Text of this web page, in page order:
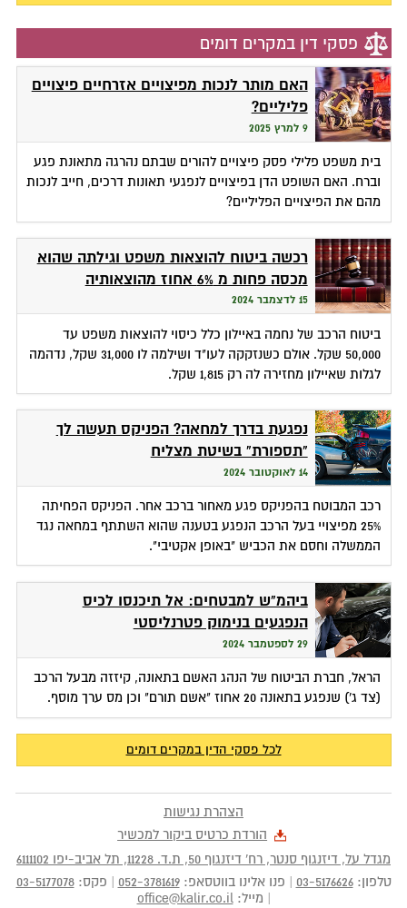
פסקי דין במקרים דומים
האם מותר לנכות מפיצויים אזרחיים פיצויים
פליליים?
9 למרץ 2025
בית משפט פלילי פסק פיצויים להורים שבתם נהרגה מתאונת פגע
וברח. האם השופט הדן בפיצויים לנפגעי תאונות דרכים, חייב לנכות
מהם את הפיצויים הפליליים?
רכשה ביטוח להוצאות משפט וגילתה שהוא
מכסה פחות מ 6% אחוז מהוצאותיה
15 לדצמבר 2024
ביטוח הרכב של נחמה באיילון כלל כיסוי להוצאות משפט עד
50,000 שקל. אולם כשנזקקה לעו"ד ושילמה לו 31,000 שקל, נדהמה
לגלות שאיילון מחזירה לה רק 1,815 שקל.
נפגעת בדרך למחאה? הפניקס תעשה לך
"תספורת" בשיטת מצליח
14 לאוקטובר 2024
רכב המבוטח בהפניקס פגע מאחור ברכב אחר. הפניקס הפחיתה
25% מפיצויי בעל הרכב הנפגע בטענה שהוא השתתף במחאה נגד
הממשלה וחסם את הכביש "באופן אקטיבי".
ביהמ"ש למבטחים: אל תיכנסו לכיס
הנפגעים בנימוק פטרנליסטי
29 לספטמבר 2024
הראל, חברת הביטוח של הנהג האשם בתאונה, קיזזה מבעל הרכב
(צד ג') שנפגע בתאונה 20 אחוז "אשם תורם" וכן מס ערך מוסף.
לכל פסקי הדין במקרים דומים
הצהרת נגישות
הורדת כרטיס ביקור למכשיר
מגדל על, דיזנגוף סנטר, רח' דיזנגוף 50
, ת.ד. 11228
, תל אביב-יפו 6111102
טלפון:03-5176626 פנו אלינו בווטסאפ:052-3781619 פקס:03-5177078
מייל:office@kalir.co.il